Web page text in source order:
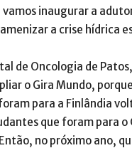
inaugurar a
a crise hídrica
de Oncologia de
o Gira Mundo,
para a Finlândia
que foram para
no próximo ano,